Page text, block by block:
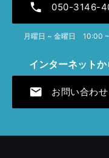
2024年7月 [1]
2023年12月 [1]
2023年7月 [1]
phone 050-3146-
月曜日 ~ 金曜日 10:00
インターネット
mail お問い合わ